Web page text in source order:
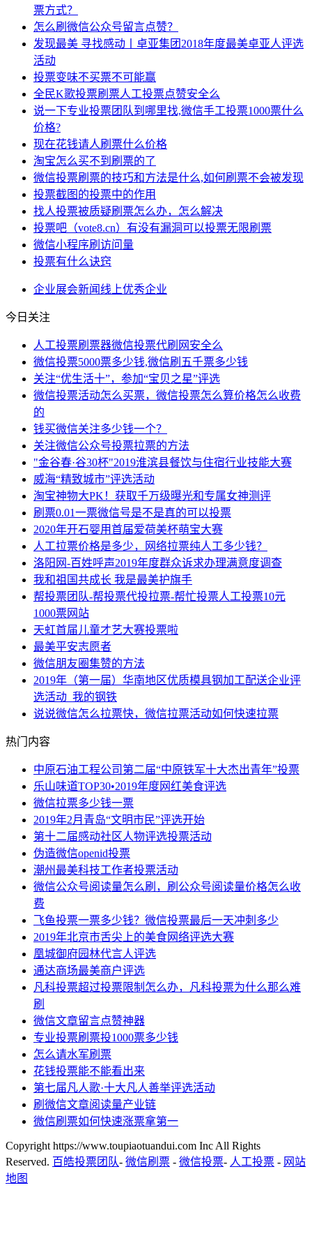
票方式？
怎么刷微信公众号留言点赞？
发现最美 寻找感动丨卓亚集团2018年度最美卓亚人评选
活动
投票变味不买票不可能赢
全民K歌投票刷票人工投票点赞安全么
说一下专业投票团队到哪里找,微信手工投票1000票什么
价格?
现在花钱请人刷票什么价格
淘宝怎么买不到刷票的了
微信投票刷票的技巧和方法是什么,如何刷票不会被发现
投票截图的投票中的作用
找人投票被质疑刷票怎么办，怎么解决
投票吧（vote8.cn）有没有漏洞可以投票无限刷票
微信小程序刷访问量
投票有什么诀窍
企业展会新闻线上优秀企业
今日关注
人工投票刷票器微信投票代刷网安全么
微信投票5000票多少钱,微信刷五千票多少钱
关注“优生活十”，参加“宝贝之星”评选
微信投票活动怎么买票，微信投票怎么算价格怎么收费
的
钱买微信关注多少钱一个？
关注微信公众号投票拉票的方法
"金谷春·谷30杯"2019淮滨县餐饮与住宿行业技能大赛
威海“精致城市”评选活动
淘宝神物大PK！获取千万级曝光和专属女神测评
刷票0.01一票微信号是不是真的可以投票
2020年开石婴用首届爱荷美杯萌宝大赛
人工拉票价格是多少，网络拉票纯人工多少钱？
洛阳网-百姓呼声2019年度群众诉求办理满意度调查
我和祖国共成长 我是最美护旗手
帮投票团队-帮投票代投拉票-帮忙投票人工投票10元
1000票网站
天虹首届儿童才艺大赛投票啦
最美平安志愿者
微信朋友圈集赞的方法
2019年（第一届）华南地区优质模具钢加工配送企业评
选活动_我的钢铁
说说微信怎么拉票快，微信拉票活动如何快速拉票
热门内容
中原石油工程公司第二届“中原铁军十大杰出青年”投票
乐山味道TOP30•2019年度网红美食评选
微信拉票多少钱一票
2019年2月青岛“文明市民”评选开始
第十二届感动社区人物评选投票活动
伪造微信openid投票
潮州最美科技工作者投票活动
微信公众号阅读量怎么刷，刷公众号阅读量价格怎么收
费
飞鱼投票一票多少钱？微信投票最后一天冲刺多少
2019年北京市舌尖上的美食网络评选大赛
凰城御府园林代言人评选
通达商场最美商户评选
凡科投票超过投票限制怎么办，凡科投票为什么那么难
刷
微信文章留言点赞神器
专业投票刷票投1000票多少钱
怎么请水军刷票
花钱投票能不能看出来
第七届凡人歌·十大凡人善举评选活动
刷微信文章阅读量产业链
微信刷票如何快速涨票拿第一
Copyright https://www.toupiaotuandui.com Inc All Rights
Reserved. 百皓投票团队- 微信刷票 - 微信投票- 人工投票 - 网站
地图